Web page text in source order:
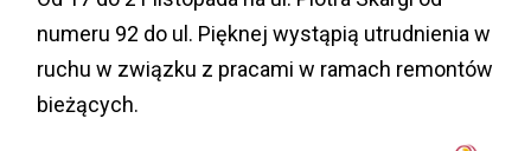
numeru 92 do ul. Pięknej wystąpią utrudnienia w
ruchu w związku z pracami w ramach remontów
bieżących.